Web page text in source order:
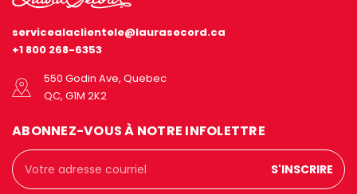
servicealaclientele@laurasecord.ca
+1 800 268-6353
550 Godin Ave, Quebec
QC, G1M 2K2
ABONNEZ-VOUS À NOTRE INFOLETTRE
Adresse
courriel